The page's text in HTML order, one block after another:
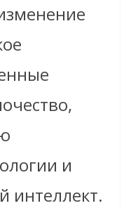
и
интеллект.